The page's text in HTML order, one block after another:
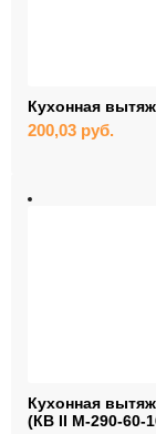
Кухонная
200,03 руб.
Кухонная
(КВ II М-290-60-